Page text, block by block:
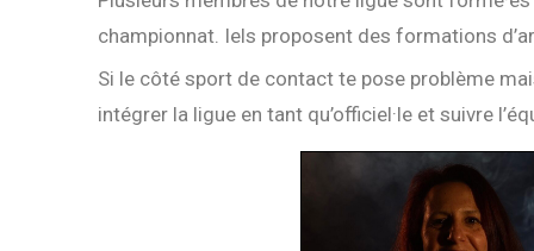
championnat. Iels proposent des formations
Si le côté sport de contact te pose problème
intégrer la ligue en tant qu’officiel·le et suivre